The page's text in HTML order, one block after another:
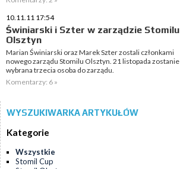
10.11.11 17:54
Świniarski i Szter w zarządzie Stomilu
Olsztyn
Marian Świniarski oraz Marek Szter zostali członkami
nowego zarządu Stomilu Olsztyn. 21 listopada zostanie
wybrana trzecia osoba do zarządu.
Komentarzy: 6 »
WYSZUKIWARKA ARTYKUŁÓW
Kategorie
Wszystkie
Stomil Cup